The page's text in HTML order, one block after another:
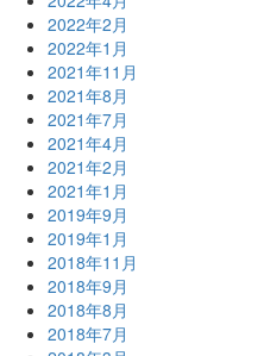
2022年2月
2022年1月
2021年11月
2021年8月
2021年7月
2021年4月
2021年2月
2021年1月
2019年9月
2019年1月
2018年11月
2018年9月
2018年8月
2018年7月